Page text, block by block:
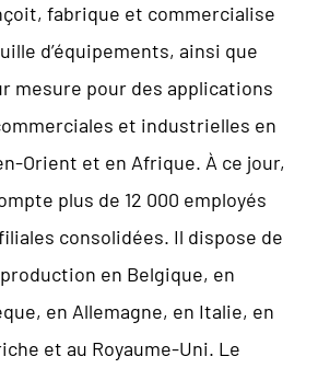
fabrique et commercialise
d’équipements, ainsi que
mesure pour des applications
et industrielles en
Orient et en Afrique. À ce jour,
plus de 12 000 employés
consolidées. Il dispose de
en Belgique, en
en Allemagne, en Italie, en
et au Royaume-Uni. Le